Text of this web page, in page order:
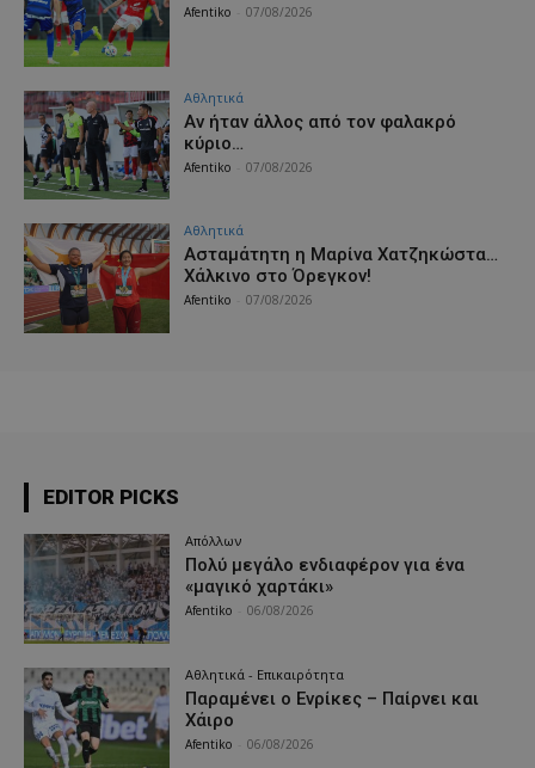
Afentiko 07/08/2026
Αθλητικά
Αν ήταν άλλος από τον φαλακρό
κύριο…
Afentiko 07/08/2026
Αθλητικά
Ασταμάτητη η Μαρίνα Χατζηκώστα…
Χάλκινο στο Όρεγκον!
Afentiko 07/08/2026
EDITOR PICKS
Απόλλων
Πολύ μεγάλο ενδιαφέρον για ένα
«μαγικό χαρτάκι»
Afentiko 06/08/2026
Αθλητικά - Επικαιρότητα
Παραμένει ο Ενρίκες – Παίρνει και
Χάιρο
Afentiko 06/08/2026